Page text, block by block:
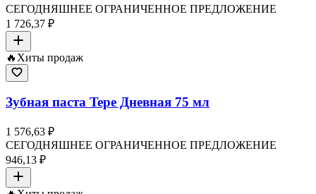
СЕГОДНЯШНЕЕ ОГРАНИЧЕННОЕ ПРЕДЛОЖЕНИЕ
1 726,37 ₽
🔥 Хиты продаж
Зубная паста Tepe Дневная 75 мл
1 576,63 ₽
СЕГОДНЯШНЕЕ ОГРАНИЧЕННОЕ ПРЕДЛОЖЕНИЕ
946,13 ₽